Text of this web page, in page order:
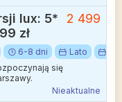
lux: 5*
zł
2 499
6-8 dni Lato
się
Nieaktualne